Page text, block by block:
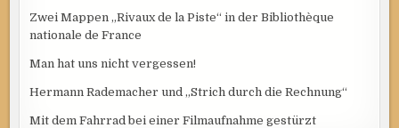
Zwei Mappen „Rivaux de la Piste“ in der Bibliothèque
nationale de France
Man hat uns nicht vergessen!
Hermann Rademacher und „Strich durch die Rechnung“
Mit dem Fahrrad bei einer Filmaufnahme gestürzt